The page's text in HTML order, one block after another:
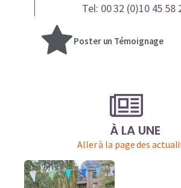
Tel: 00 32 (0)10 45 58
Poster un Témoignage
À LA UNE
Aller à la page des